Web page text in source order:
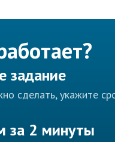
задание
сделать, укажите
за 2 минуты